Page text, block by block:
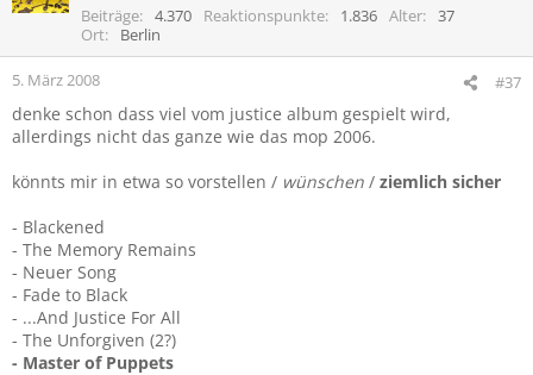
Beiträge
4.370 Reaktionspunkte 1.836 Alter
37
Ort
Berlin
5. März 2008 #37
denke schon dass viel vom justice album gespielt wird,
allerdings nicht das ganze wie das mop 2006.
könnts mir in etwa so vorstellen / wünschen / ziemlich sicher
- Blackened
- The Memory Remains
- Neuer Song
- Fade to Black
- ...And Justice For All
- The Unforgiven (2?)
- Master of Puppets